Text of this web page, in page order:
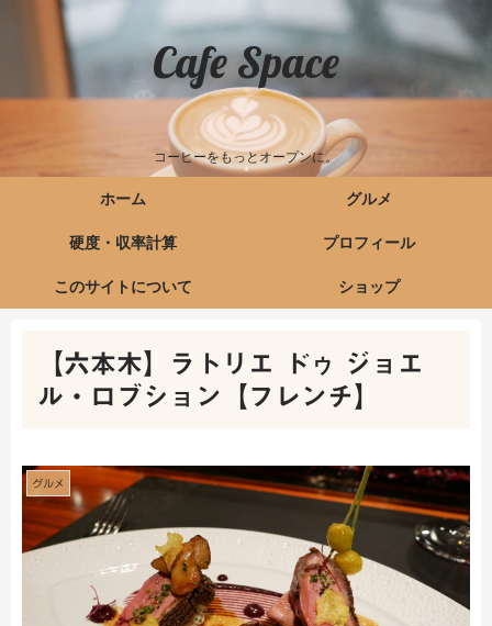
Cafe Space
コーヒーをもっとオープンに。
ホーム グルメ
硬度・収率計算 プロフィール
このサイトについて ショップ
【六本木】ラトリエ ドゥ ジョエ
ル・ロブション【フレンチ】
グルメ